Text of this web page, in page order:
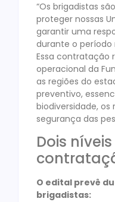
“Os brigadistas
proteger nossas
garantir uma
durante o período
Essa contratação
operacional da
as regiões do
preventivo,
biodiversidade, os
segurança das
Dois
O edital prevê
brigadistas: